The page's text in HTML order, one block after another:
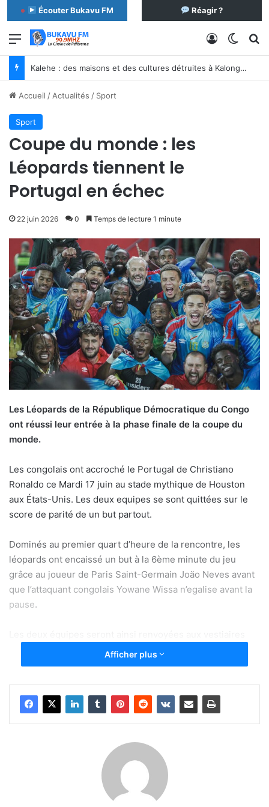
Écouter Bukavu FM Réagir ?
Menu Connexion
Kalehe : des maisons et des cultures détruites à Kalonge après des pluies torrentielles
Accueil /Actualités / Sport
Sport
Coupe du monde : les
Léopards tiennent le
Portugal en échec
22 juin 2026 0 Temps de lecture 1 minute
Les Léopards de la République Démocratique du Congo
ont réussi leur entrée à la phase finale de la coupe du
monde.
Les congolais ont accroché le Portugal de Christiano
Ronaldo ce Mardi 17 juin au stade mythique de Houston
aux États-Unis. Les deux equipes se sont quittées sur le
score de parité de un but partout.
Dominés au premier quart d’heure de la rencontre, les
léopards ont encaissé un but à la 6ème minute du jeu
grâce au joueur de Paris Saint-Germain Joäo Neves avant
que l’attaquant congolais Yowane Wissa n’egalise avant la
pause.
sur ce score de parité de un but.
dessus sur les Portugais emmenés par Chistiano Ronaldo.
Pourtant dominateur avec 75 % de procession, les
Portugais n’ont pas réussi à alourdir la marque. Même
chose pour les congolais malgré plusieurs occasions
ratées de parts et d’autres.
Dans les rues de Bukavu, c’était une joie immense, fierté
Afficher plus